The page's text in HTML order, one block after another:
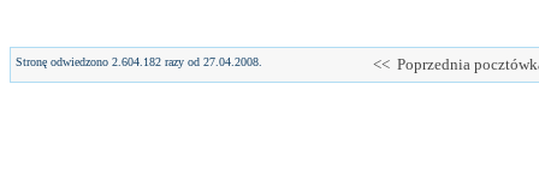
Stronę odwiedzono 2.604.182 razy od 27.04.2008. << Poprzednia